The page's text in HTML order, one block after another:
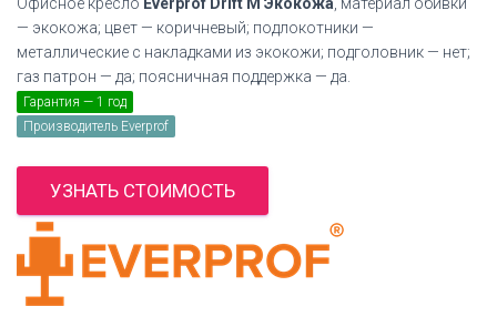
— экокожа; цвет — коричневый; подлокотники —
металлические с накладками из экокожи; подголовник — нет;
газ патрон — да; поясничная поддержка — да.
Гарантия — 1 год
Производитель Everprof
УЗНАТЬ СТОИМОСТЬ